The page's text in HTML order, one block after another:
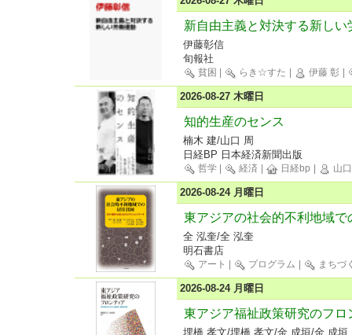
新自由主義と対決する新しい
伊藤彰信
旬報社
貧困 らき☆すた 伊藤 彰
2026-08-27 木曜日
知的生産のセンス
楠木 建/山口 周
日経BP 日本経済新聞出版
哲学 経済 日経bp 山
2026-08-24 月曜日
東アジアの社会的不利地域で
全 泓奎/全 泓奎
明石書店
アート プログラム まちづ
2026-08-24 月曜日
東アジア福祉政策研究のフロ
埋橋 孝文/埋橋 孝文/金 成垣/金 成垣